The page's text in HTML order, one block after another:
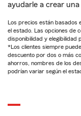
ayudarle a crear
Los precios están basados
el estado. Las opciones de
disponibilidad y elegibilidad
*Los clientes siempre
descuento por dos o más
ahorros, nombres de los
podrían variar según el